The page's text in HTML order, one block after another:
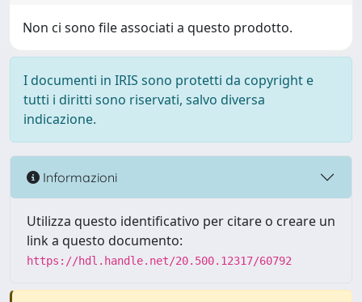
Non ci sono file associati a questo prodotto.
I documenti in IRIS sono protetti da copyright e
tutti i diritti sono riservati, salvo diversa
indicazione.
Informazioni
Utilizza questo identificativo per citare o creare un
link a questo documento:
https://hdl.handle.net/20.500.12317/60792